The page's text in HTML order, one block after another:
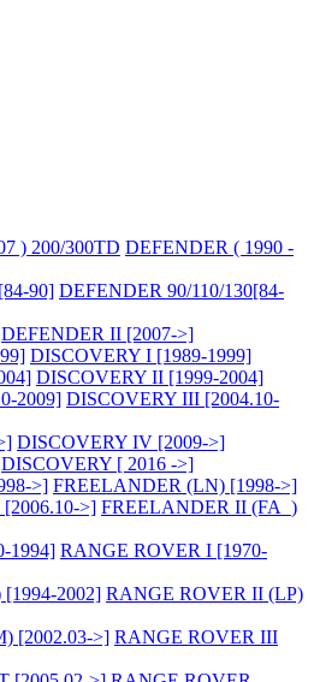
DEFENDER ( 1990 -
DEFENDER 90/110/130[84-
DEFENDER II [2007->]
DISCOVERY I [1989-1999]
DISCOVERY II [1999-2004]
DISCOVERY III [2004.10-
DISCOVERY IV [2009->]
DISCOVERY [ 2016 ->]
FREELANDER (LN) [1998->]
FREELANDER II (FA_)
RANGE ROVER I [1970-
RANGE ROVER II (LP)
RANGE ROVER III